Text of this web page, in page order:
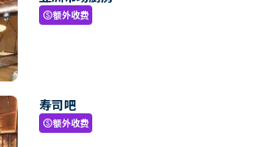
paid额外收费
寿司吧
paid额外收费